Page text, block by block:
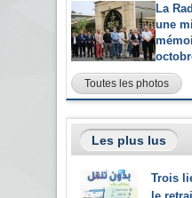
La
une
Toutes les photos
Les plus lus
Trois